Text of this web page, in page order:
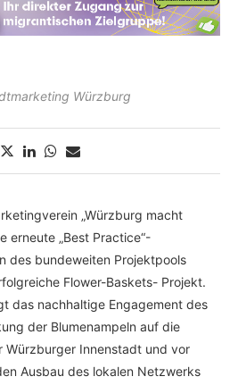
Würzburg
„Würzburg macht
erneute „Best Practice“-
des bundeweiten Projektpools
Flower-Baskets- Projekt.
das nachhaltige Engagement des
der Blumenampeln auf die
Würzburger Innenstadt und vor
Ausbau des lokalen Netzwerks